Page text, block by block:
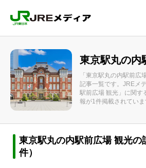
東京駅丸の内
「東京駅丸の内駅前広
記事一覧です。JREメ
駅前広場 観光」に関す
報が1件掲載されていま
東京駅丸の内駅前広場 観光の
件）